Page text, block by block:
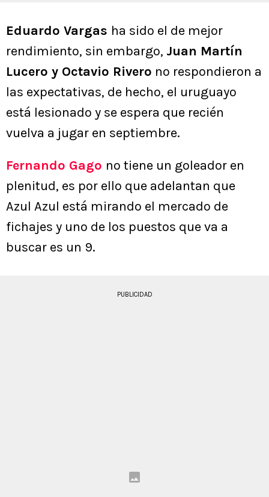
Eduardo Vargas ha sido el de mejor
rendimiento, sin embargo, Juan Martín
Lucero y Octavio Rivero no respondieron a
las expectativas, de hecho, el uruguayo
está lesionado y se espera que recién
vuelva a jugar en septiembre.
Fernando Gago no tiene un goleador en
plenitud, es por ello que adelantan que
Azul Azul está mirando el mercado de
fichajes y uno de los puestos que va a
buscar es un 9.
PUBLICIDAD